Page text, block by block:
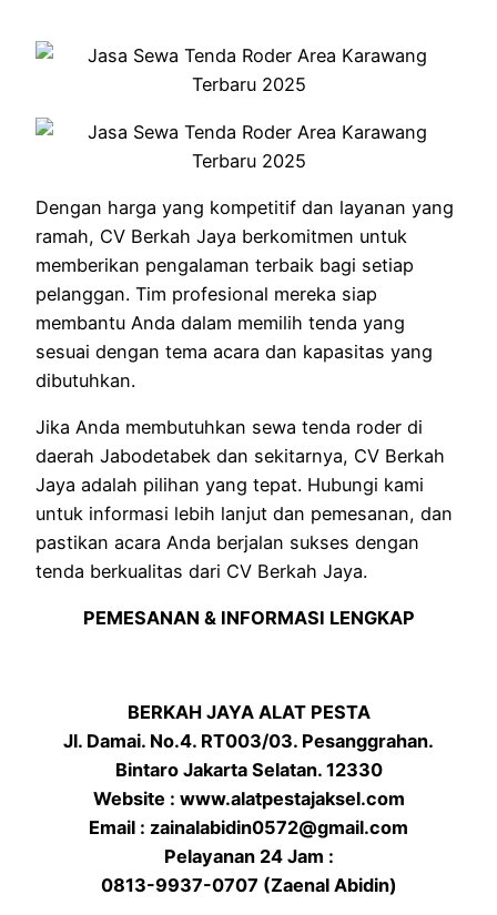
Dengan harga yang kompetitif dan layanan yang
ramah, CV Berkah Jaya berkomitmen untuk
memberikan pengalaman terbaik bagi setiap
pelanggan. Tim profesional mereka siap
membantu Anda dalam memilih tenda yang
sesuai dengan tema acara dan kapasitas yang
dibutuhkan.
Jika Anda membutuhkan sewa tenda roder di
daerah Jabodetabek dan sekitarnya, CV Berkah
Jaya adalah pilihan yang tepat. Hubungi kami
untuk informasi lebih lanjut dan pemesanan, dan
pastikan acara Anda berjalan sukses dengan
tenda berkualitas dari CV Berkah Jaya.
PEMESANAN & INFORMASI LENGKAP
BERKAH JAYA ALAT PESTA
Jl. Damai. No.4. RT003/03. Pesanggrahan.
Bintaro Jakarta Selatan. 12330
Website : www.alatpestajaksel.com
Email : zainalabidin0572@gmail.com
Pelayanan 24 Jam :
0813-9937-0707 (Zaenal Abidin)